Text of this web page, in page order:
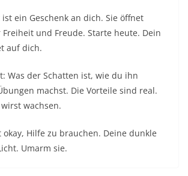
ein Geschenk an dich. Sie öffnet
und Freude. Starte heute. Dein
auf dich.​
Was der Schatten ist, wie du ihn
machst. Die Vorteile sind real.
wachsen.​
okay, Hilfe zu brauchen. Deine dunkle
Umarm sie.​